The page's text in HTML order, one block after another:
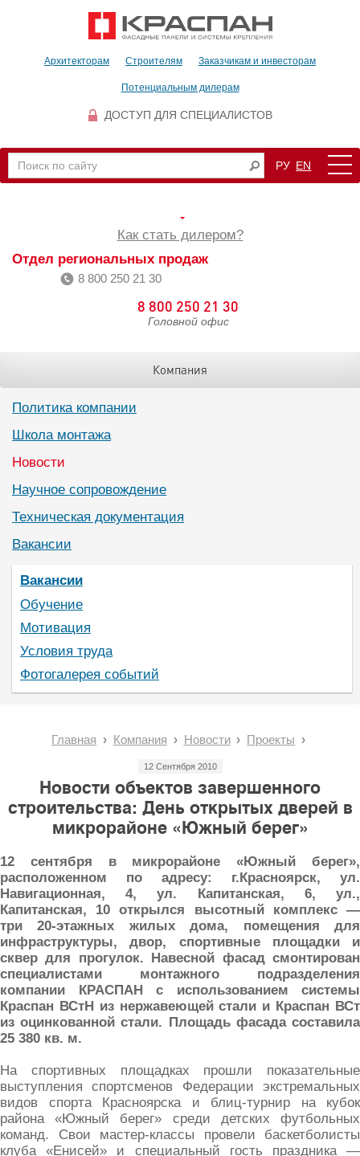
Архитекторам Строителям Заказчикам и инвесторам
Потенциальным дилерам
ДОСТУП ДЛЯ СПЕЦИАЛИСТОВ
РУ EN
Как стать дилером?
Отдел региональных продаж
8 800 250 21 30
8 800 250 21 30
Головной офис
Компания
Политика компании
Школа монтажа
Новости
Научное сопровождение
Техническая документация
Вакансии
Вакансии
Обучение
Мотивация
Условия труда
Фотогалерея событий
Главная Компания Новости Проекты
12 Сентября 2010
Новости объектов завершенного
строительства: День открытых дверей в
микрорайоне «Южный берег»
12 сентября в микрорайоне «Южный берег»,
расположенном по адресу: г.Красноярск, ул.
Навигационная, 4, ул. Капитанская, 6, ул.,
Капитанская, 10 открылся высотный комплекс —
три 20-этажных жилых дома, помещения для
инфраструктуры, двор, спортивные площадки и
сквер для прогулок. Навесной фасад смонтирован
специалистами монтажного подразделения
компании КРАСПАН с использованием системы
Краспан ВСтН из нержавеющей стали и Краспан ВСт
из оцинкованной стали. Площадь фасада составила
25 380 кв. м.
На спортивных площадках прошли показательные
выступления спортсменов Федерации экстремальных
видов спорта Красноярска и блиц-турнир на кубок
района «Южный берег» среди детских футбольных
команд. Свои мастер-классы провели баскетболисты
клуба «Енисей» и специальный гость праздника —